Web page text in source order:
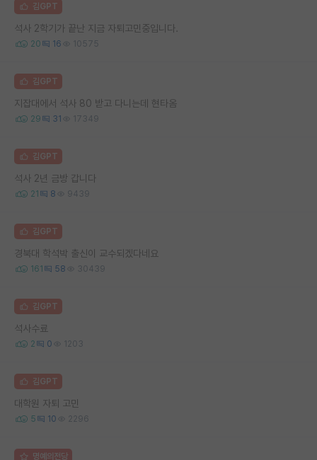
김GPT
석사 2학기가 끝난 지금 자퇴고민중입니다.
20 16 10575
김GPT
지잡대에서 석사 80 받고 다니는데 현타옴
29 31 17349
김GPT
석사 2년 금방 갑니다
21 8 9439
김GPT
경북대 학석박 출신이 교수되겠다네요
161 58 30439
김GPT
석사수료
2 0 1203
김GPT
대학원 자퇴 고민
5 10 2296
명예의전당